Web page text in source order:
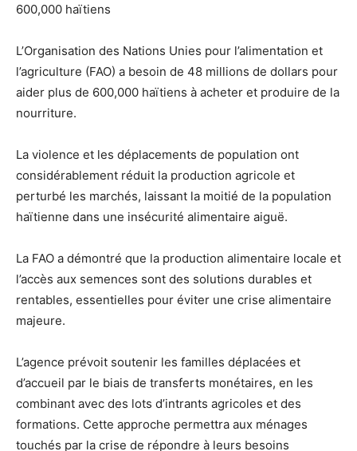
600,000 haïtiens
L’Organisation des Nations Unies pour l’alimentation et
l’agriculture (FAO) a besoin de 48 millions de dollars pour
aider plus de 600,000 haïtiens à acheter et produire de la
nourriture.
La violence et les déplacements de population ont
considérablement réduit la production agricole et
perturbé les marchés, laissant la moitié de la population
haïtienne dans une insécurité alimentaire aiguë.
La FAO a démontré que la production alimentaire locale et
l’accès aux semences sont des solutions durables et
rentables, essentielles pour éviter une crise alimentaire
majeure.
L’agence prévoit soutenir les familles déplacées et
d’accueil par le biais de transferts monétaires, en les
combinant avec des lots d’intrants agricoles et des
formations. Cette approche permettra aux ménages
touchés par la crise de répondre à leurs besoins